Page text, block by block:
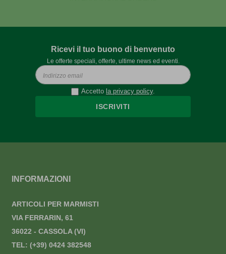
Ricevi il tuo buono di benvenuto
Le offerte speciali, offerte, ultime news ed eventi.
Accetto la privacy policy.
ISCRIVITI
INFORMAZIONI
ARTICOLI PER MARMISTI
VIA FERRARIN, 61
36022 - CASSOLA (VI)
TEL: (+39) 0424 382548